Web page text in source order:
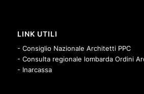
LINK UTILI
- Consiglio Nazionale Architetti PPC
- Consulta regionale lombarda Ordini
- Inarcassa